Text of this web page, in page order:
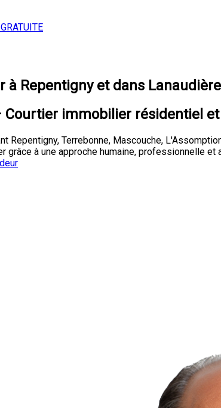
à Repentigny et dans Lanaudière
Courtier immobilier résidentiel
Repentigny, Terrebonne, Mascouche,
à une approche humaine, professionnelle et